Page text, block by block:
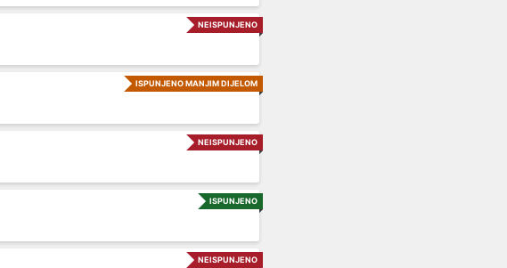
NEISPUNJENO
ISPUNJENO MANJIM DIJELOM
NEISPUNJENO
ISPUNJENO
NEISPUNJENO